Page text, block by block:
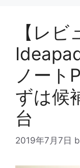
ー
【レ
ノート
ずは候
台
2019年7月7日